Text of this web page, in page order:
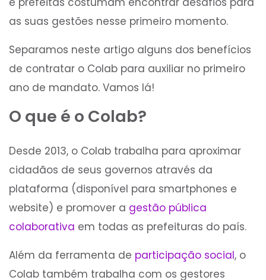
as suas gestões nesse primeiro momento.
Separamos neste artigo alguns dos benefícios
de contratar o Colab para auxiliar no primeiro
ano de mandato. Vamos lá!
O que é o Colab?
Desde 2013, o Colab trabalha para aproximar
cidadãos de seus governos através da
plataforma (disponível para smartphones e
website) e promover a gestão pública
colaborativa em todas as prefeituras do país.
Além da ferramenta de participação social, o
Colab também trabalha com os gestores